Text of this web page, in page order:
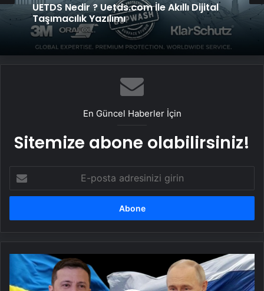
UETDS Nedir ? Uetds.com İle Akıllı Dijital
Taşımacılık Yazılımı
En Güncel Haberler İçin
Sitemize abone olabilirsiniz!
posta
adresinizi
İstanbul'da
kritik
zirve: